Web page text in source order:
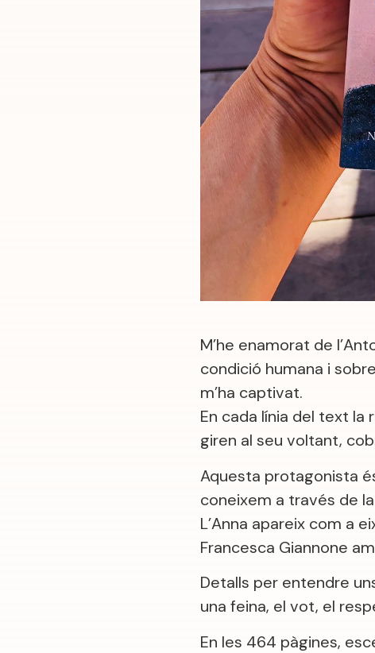
M’he enamorat de
condició humana i
m’ha captivat.
En cada línia del text la
giren al seu voltant,
Aquesta protagonista
coneixem a través de
L’Anna apareix com a
Francesca Giannone
Detalls per entendre
una feina, el vot, el
En les 464 pàgines,